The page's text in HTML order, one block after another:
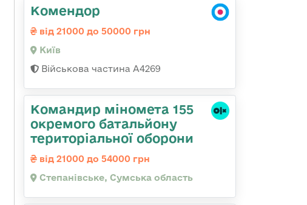
Комендор
від 21000 до 50000 грн
Київ
Військова частина А4269
Командир міномета 155
окремого батальйону
територіальної оборони
від 21000 до 54000 грн
Степанівське, Сумська область